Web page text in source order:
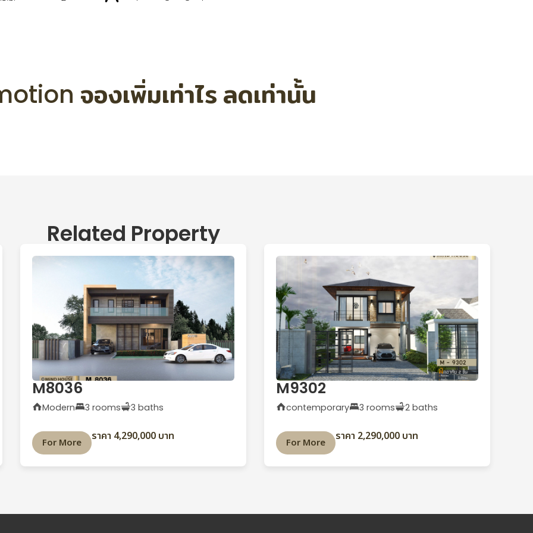
จองเพิ่มเท่าไร ลดเท่านั้น
Related Property
M8036
Modern 3 rooms 3 baths
For More ราคา 4,290,000 บาท
M9302
contemporary 3 rooms 2 baths
For More ราคา 2,290,000 บาท